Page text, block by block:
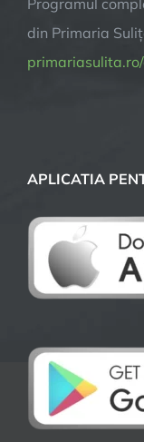
Programul
din Primaria
APLICATIA